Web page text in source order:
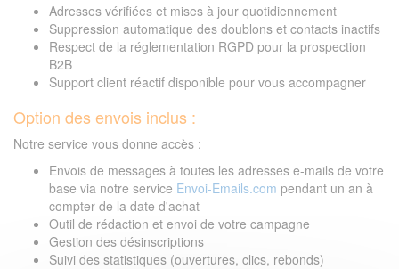
Adresses vérifiées et mises à jour quotidiennement
Suppression automatique des doublons et contacts inactifs
Respect de la réglementation RGPD pour la prospection
B2B
Support client réactif disponible pour vous accompagner
Option des envois inclus :
Notre service vous donne accès :
Envois de messages à toutes les adresses e-mails de votre
base via notre service Envoi-Emails.com pendant un an à
compter de la date d'achat
Outil de rédaction et envoi de votre campagne
Gestion des désinscriptions
Suivi des statistiques (ouvertures, clics, rebonds)